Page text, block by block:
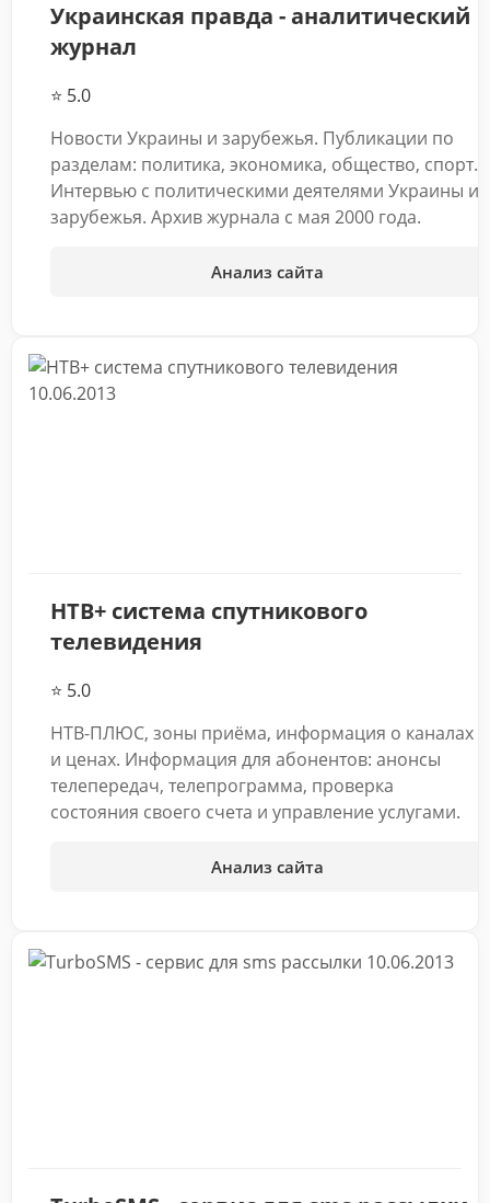
Украинская правда - аналитический
журнал
⭐ 5.0
Новости Украины и зарубежья. Публикации по
разделам: политика, экономика, общество, спорт.
Интервью с политическими деятелями Украины и
зарубежья. Архив журнала с мая 2000 года.
Анализ сайта
10.06.2013
НТВ+ система спутникового
телевидения
⭐ 5.0
НТВ-ПЛЮС, зоны приёма, информация о каналах
и ценах. Информация для абонентов: анонсы
телепередач, телепрограмма, проверка
состояния своего счета и управление услугами.
Анализ сайта
10.06.2013